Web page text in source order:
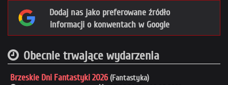
Dodaj nas jako preferowane źródło
informacji o konwentach w Google
Obecnie trwające wydarzenia
Brzeskie Dni Fantastyki 2026 (Fantastyka)